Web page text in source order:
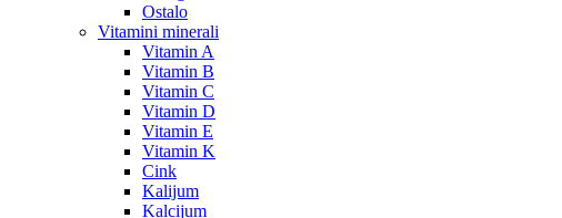
Ostalo
Vitamini minerali
Vitamin A
Vitamin B
Vitamin C
Vitamin D
Vitamin E
Vitamin K
Cink
Kalijum
Kalcijum